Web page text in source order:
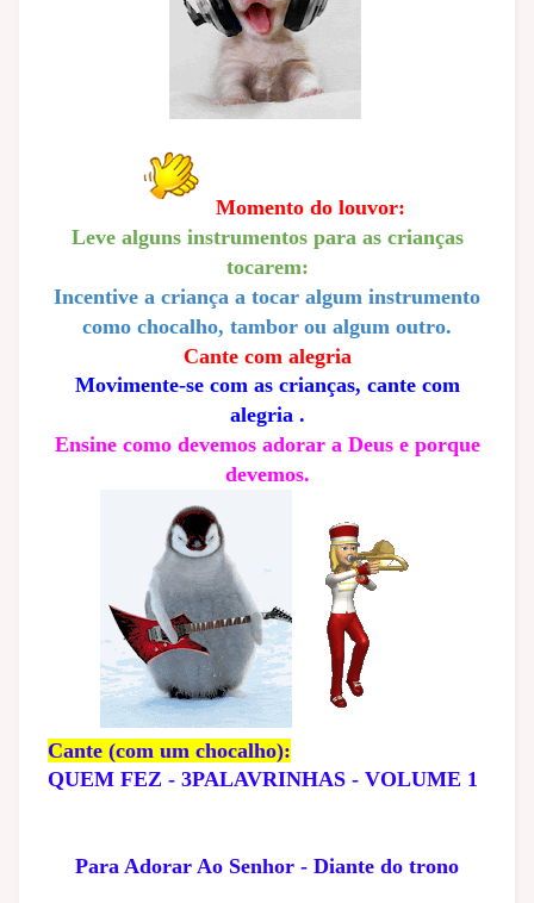
Momento do louvor:
Leve alguns instrumentos para as crianças
tocarem:
Incentive a criança a tocar algum instrumento
como chocalho, tambor ou algum outro.
Cante com alegria
Movimente-se com as crianças, cante com
alegria .
Ensine como devemos adorar a Deus e porque
devemos.
Cante (com um chocalho):
QUEM FEZ - 3PALAVRINHAS - VOLUME 1
Para Adorar Ao Senhor - Diante do trono